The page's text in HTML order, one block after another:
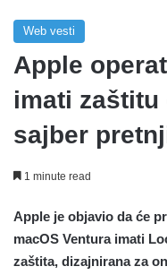
Web vesti
Apple
imati
sajber
1 minute read
Apple je objavio da će
macOS Ventura imati
zaštita, dizajnirana za